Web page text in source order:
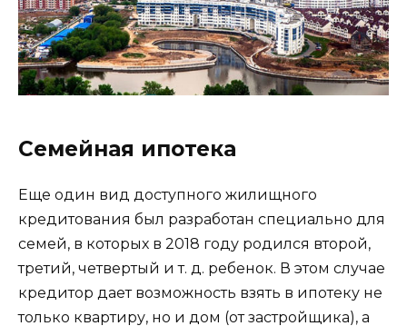
Семейная ипотека
Еще один вид доступного жилищного
кредитования был разработан специально для
семей, в которых в 2018 году родился второй,
третий, четвертый и т. д. ребенок. В этом случае
кредитор дает возможность взять в ипотеку не
только квартиру, но и дом (от застройщика), а